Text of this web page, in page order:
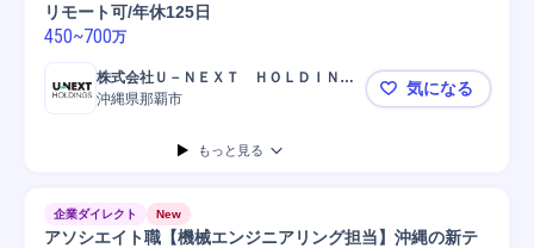
リモート可/年休125日
450~700万
株式会社Ｕ－ＮＥＸＴ ＨＯＬＤＩＮＧ
Ｓ
沖縄県那覇市 【テナント
気になる
もっと見る
企業ダイレクト New
アソシエイト職【機械エンジニアリング担当】沖縄の新テ